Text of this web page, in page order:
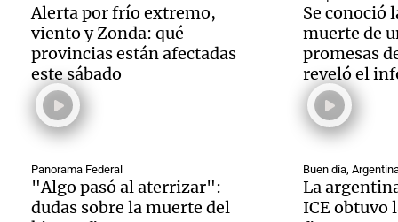
Episodios
Episodios
poder
Una
Audio.
que la
julio
Audio.
Senado
Alerta por frío extremo,
viento y Zonda: qué
provincias están afectadas
este sábado
Se conoció
muerte de
promesas
reveló el
Panorama Federal
"Algo pasó al aterrizar":
dudas sobre la muerte del
Buen día,
La
ICE obtuvo